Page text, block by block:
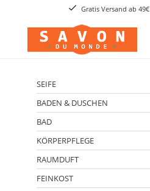
Gratis Versand ab 49€
SEIFE
BADEN & DUSCHEN
BAD
KÖRPERPFLEGE
RAUMDUFT
FEINKOST